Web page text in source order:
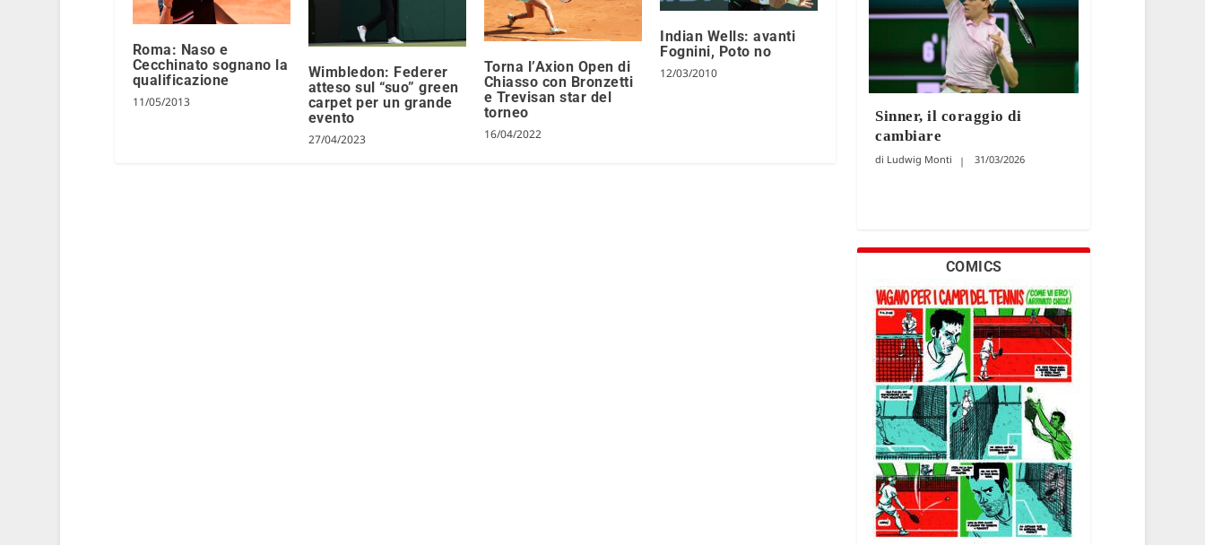
Roma: Naso e
Cecchinato sognano la
qualificazione
11/05/2013
Wimbledon: Federer
atteso sul “suo” green
carpet per un grande
evento
27/04/2023
Torna l’Axion Open di
Chiasso con Bronzetti
e Trevisan star del
torneo
16/04/2022
Indian Wells: avanti
Fognini, Poto no
12/03/2010
Sinner, il coraggio di
cambiare
Ludwig Monti 31/03/2026
COMICS